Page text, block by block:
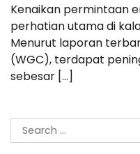
Kenaikan permintaan
perhatian utama di
Menurut laporan
(WGC), terdapat
sebesar […]
Search
for: